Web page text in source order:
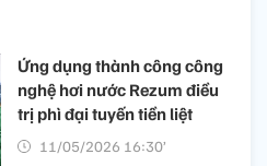
Ứng dụng thành công công
nghệ hơi nước Rezum điều
trị phì đại tuyến tiền liệt
11/05/2026 16:30’